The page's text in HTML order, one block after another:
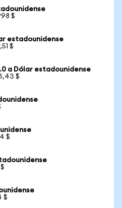
$
estadounidense
$
a Dólar estadounidense
$
$
$